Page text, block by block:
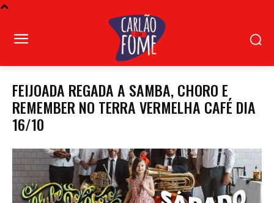
FEIJOADA REGADA A SAMBA, CHORO E
REMEMBER NO TERRA VERMELHA CAFÉ DIA
16/10